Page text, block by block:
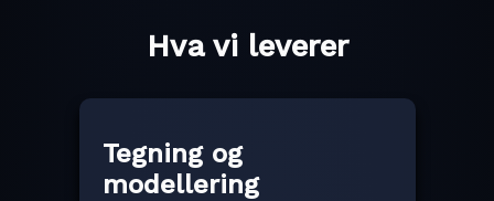
Hva vi leverer
Tegning og
modellering